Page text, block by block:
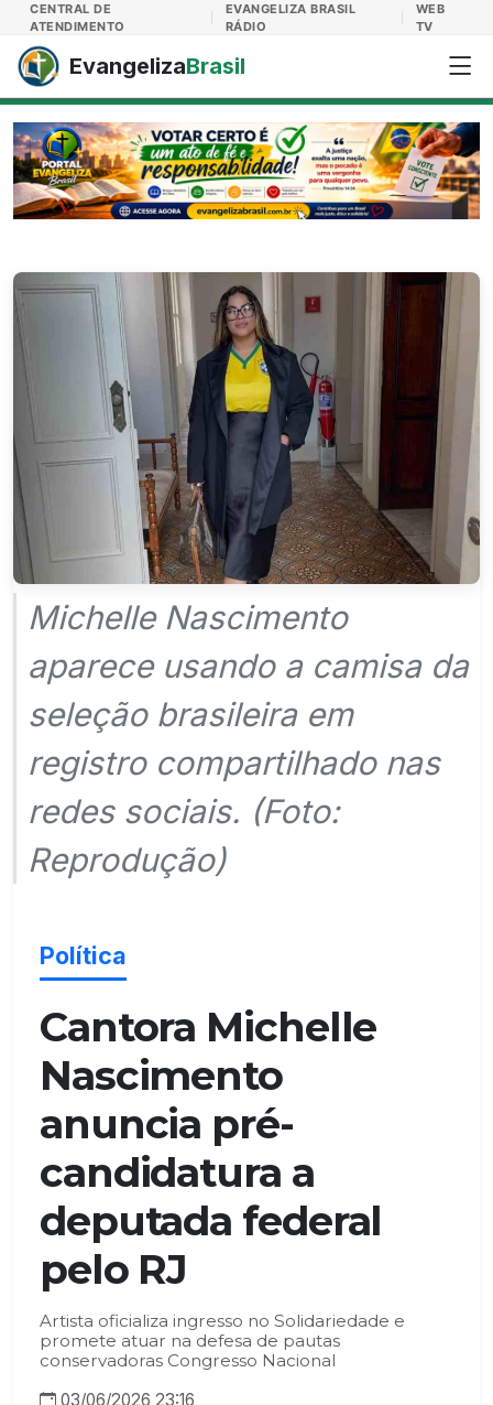
Evangeliza Brasil
CENTRAL DE
ATENDIMENTO
EVANGELIZA BRASIL
RÁDIO
WEB
TV
EvangelizaBrasil
Michelle Nascimento
aparece usando a camisa da
seleção brasileira em
registro compartilhado nas
redes sociais. (Foto:
Reprodução)
Política
Cantora Michelle
Nascimento
anuncia pré-
candidatura a
deputada federal
pelo RJ
Artista oficializa ingresso no Solidariedade e
promete atuar na defesa de pautas
conservadoras Congresso Nacional
03/06/2026 23:16